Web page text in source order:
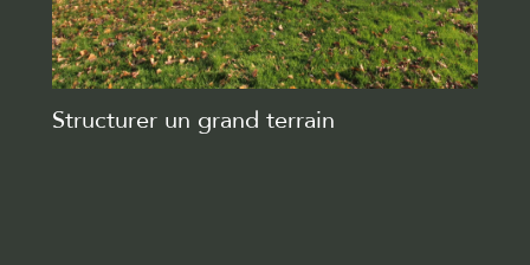
Structurer un grand terrain